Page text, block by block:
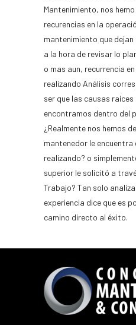
Mantenimiento, nos
recurencias en la
mantenimiento que
a la hora de revisar lo
o mas aun, recurrencia
realizando Análisis
ser que las causas
encontramos dentro del
¿Realmente nos hemos
mantenedor le
realizando? o
superior le solicitó a
Trabajo? Tan solo
experiencia dice que es
camino directo al éxito.